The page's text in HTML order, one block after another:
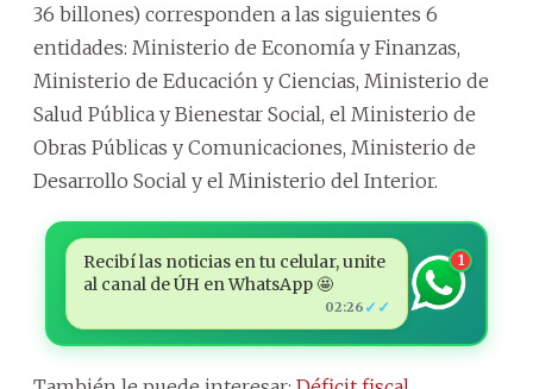
36 billones) corresponden a las siguientes 6
entidades: Ministerio de Economía y Finanzas,
Ministerio de Educación y Ciencias, Ministerio de
Salud Pública y Bienestar Social, el Ministerio de
Obras Públicas y Comunicaciones, Ministerio de
Desarrollo Social y el Ministerio del Interior.
Recibí las noticias en tu celular, unite
al canal de ÚH en WhatsApp 🤩
02:26 ✓✓
1